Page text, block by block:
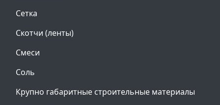
Сетка
Скотчи (ленты)
Смеси
Соль
Крупно габаритные строительные материалы